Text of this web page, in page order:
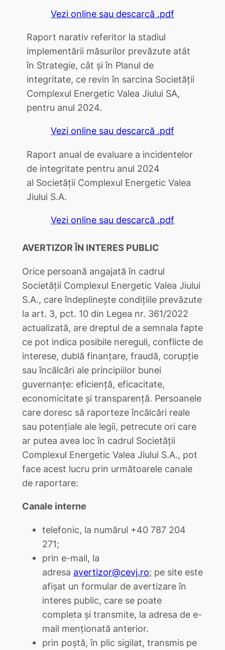
Vezi online sau descarcă .pdf
Raport narativ referitor la stadiul
implementării măsurilor prevăzute atât
în Strategie, cât și în Planul de
integritate, ce revin în sarcina Societății
Complexul Energetic Valea Jiului SA,
pentru anul 2024.
Vezi online sau descarcă .pdf
Raport anual de evaluare a incidentelor
de integritate pentru anul 2024
al Societăţii Complexul Energetic Valea
Jiului S.A.
Vezi online sau descarcă .pdf
AVERTIZOR ÎN INTERES PUBLIC
Orice persoană angajată în cadrul
Societății Complexul Energetic Valea Jiului
S.A., care îndeplinește condițiile prevăzute
la art. 3, pct. 10 din Legea nr. 361/2022
actualizată, are dreptul de a semnala fapte
ce pot indica posibile nereguli, conflicte de
interese, dublă finanțare, fraudă, corupție
sau încălcări ale principiilor bunei
guvernanțe: eficiență, eficacitate,
economicitate și transparență. Persoanele
care doresc să raporteze încălcări reale
sau potențiale ale legii, petrecute ori care
ar putea avea loc în cadrul Societății
Complexul Energetic Valea Jiului S.A., pot
face acest lucru prin următoarele canale
de raportare:
Canale interne
telefonic, la numărul +40 787 204
271;
prin e-mail, la
adresa avertizor@cevj.ro; pe site este
afișat un formular de avertizare în
interes public, care se poate
completa și transmite, la adresa de e-
mail menționată anterior.
prin poștă, în plic sigilat, transmis pe